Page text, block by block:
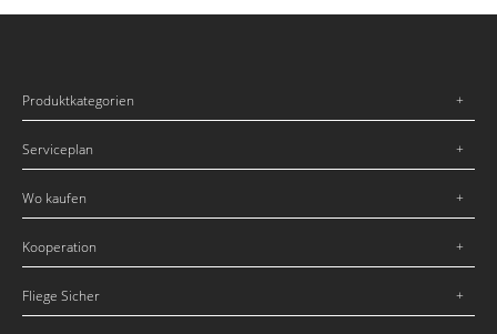
Produktkategorien
Serviceplan
Wo kaufen
Kooperation
Fliege Sicher